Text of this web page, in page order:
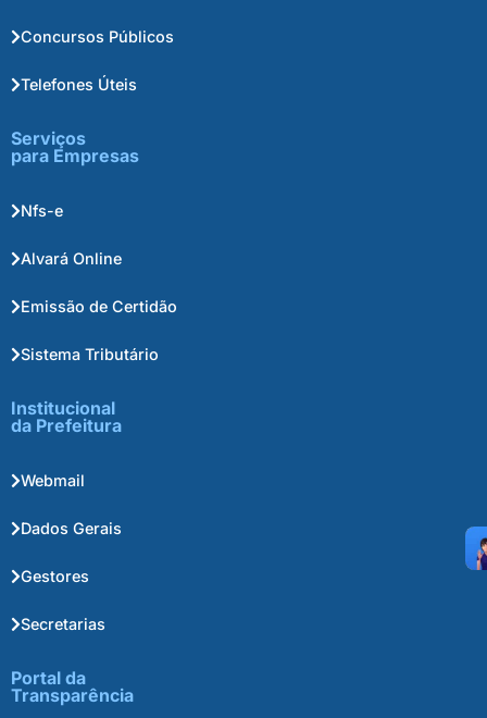
Concursos Públicos
Telefones Úteis
Serviços
para Empresas
Nfs-e
Alvará Online
Emissão de Certidão
Sistema Tributário
Institucional
da Prefeitura
Webmail
Dados Gerais
Gestores
Secretarias
Portal da
Transparência